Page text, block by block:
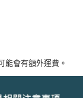
能會有額外運費。